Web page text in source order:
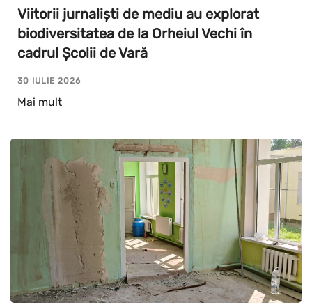
Viitorii jurnaliști de mediu au explorat
biodiversitatea de la Orheiul Vechi în
cadrul Școlii de Vară
30 IULIE 2026
Mai mult